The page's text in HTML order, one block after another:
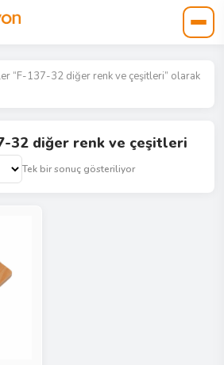
“F-137-32 diğer renk ve çeşitleri” olarak
32 diğer renk ve çeşitleri
Tek bir sonuç gösteriliyor